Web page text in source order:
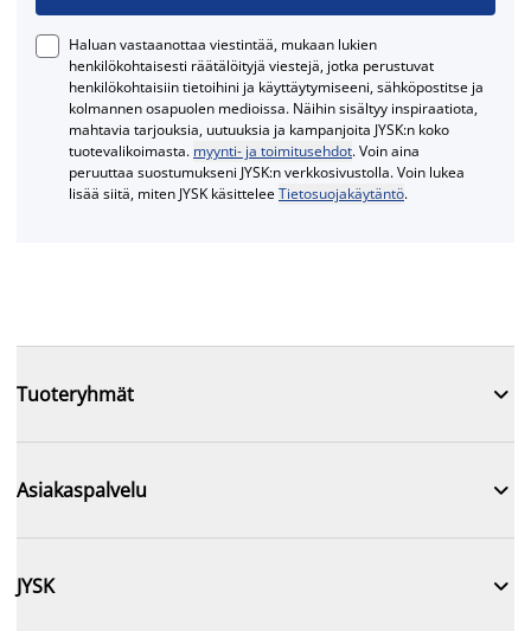
Haluan vastaanottaa viestintää, mukaan lukien
henkilökohtaisesti räätälöityjä viestejä, jotka perustuvat
henkilökohtaisiin tietoihini ja käyttäytymiseeni, sähköpostitse ja
kolmannen osapuolen medioissa. Näihin sisältyy inspiraatiota,
mahtavia tarjouksia, uutuuksia ja kampanjoita JYSK:n koko
tuotevalikoimasta. myynti- ja toimitusehdot. Voin aina
peruuttaa suostumukseni JYSK:n verkkosivustolla. Voin lukea
lisää siitä, miten JYSK käsitteleeTietosuojakäytäntö.
Tuoteryhmät 
Asiakaspalvelu 
JYSK 